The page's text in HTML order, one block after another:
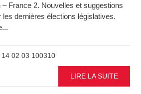
– France 2. Nouvelles et suggestions
les dernières élections législatives.
02 03 100310
LIRE LA SUITE